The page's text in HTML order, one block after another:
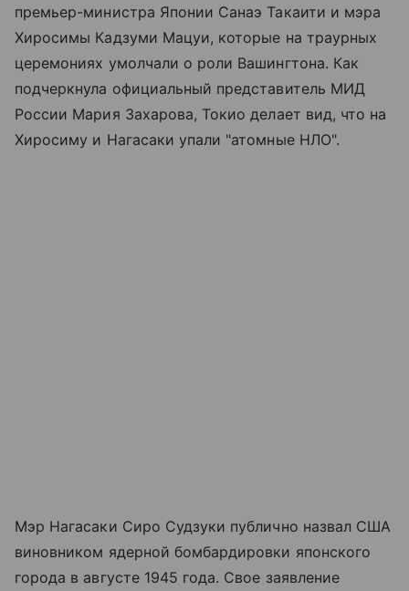
премьер-министра Японии Санаэ Такаити и мэра
Хиросимы Кадзуми Мацуи, которые на траурных
церемониях умолчали о роли Вашингтона. Как
подчеркнула официальный представитель МИД
России Мария Захарова, Токио делает вид, что на
Хиросиму и Нагасаки упали "атомные НЛО".
Мэр Нагасаки Сиро Судзуки публично назвал США
виновником ядерной бомбардировки японского
города в августе 1945 года. Свое заявление